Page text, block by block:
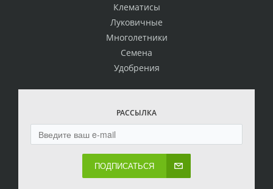
Клематисы
Луковичные
Многолетники
Семена
Удобрения
РАССЫЛКА
ПОДПИСАТЬСЯ